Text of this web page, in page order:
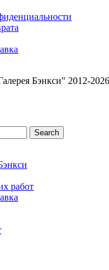
Бэнкси" 2012-2026
Search
работ